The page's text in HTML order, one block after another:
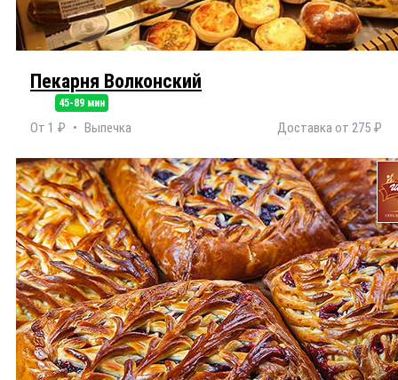
Пекарня Волконский
45-89 мин
От 1 ₽ Выпечка Доставка от 275 ₽